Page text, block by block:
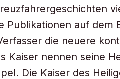
Publikationen auf dem
die neuere
Kaiser nennen seine
Die Kaiser des